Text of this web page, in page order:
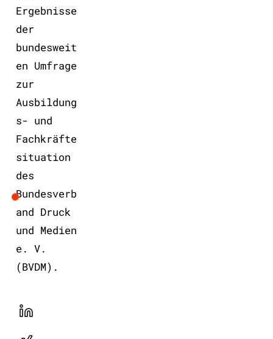
Ergebnisse
der
bundesweit
en Umfrage
zur
Ausbildung
s- und
Fachkräfte
situation
des
Bundesverb
and Druck
und Medien
e. V.
(BVDM).
LinekdIn